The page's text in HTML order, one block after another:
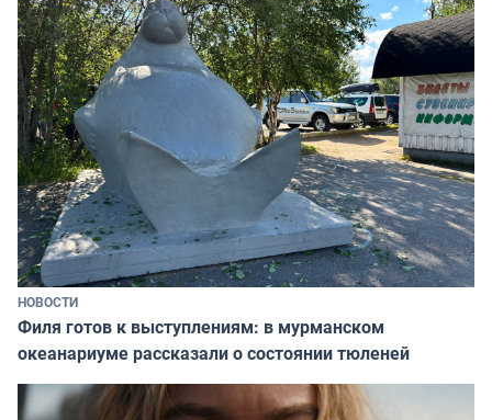
НОВОСТИ
Филя готов к выступлениям: в мурманском
океанариуме рассказали о состоянии тюленей